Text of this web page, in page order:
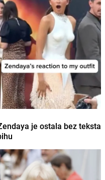
je ostala bez teksta